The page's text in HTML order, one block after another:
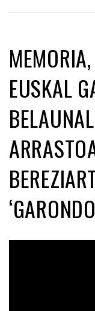
EUSKAL